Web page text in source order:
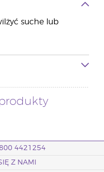
suche lub
4421254
Z NAMI